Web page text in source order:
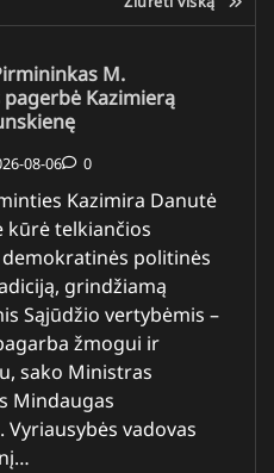
M.
pagerbė Kazimierą
08-06 0
Kazimira Danutė
kūrė telkiančios
politinės
grindžiamą
Sąjūdžio vertybėmis –
žmogui ir
sako Ministras
Mindaugas
Vyriausybės vadovas